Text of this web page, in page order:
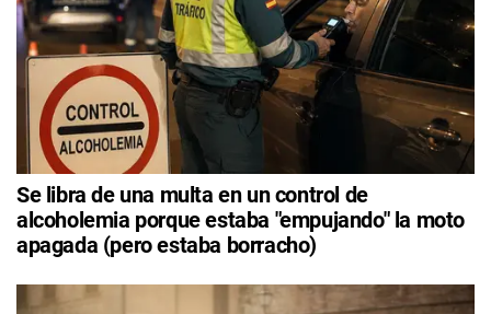
Se libra de una multa en un control de
alcoholemia porque estaba "empujando" la moto
apagada (pero estaba borracho)